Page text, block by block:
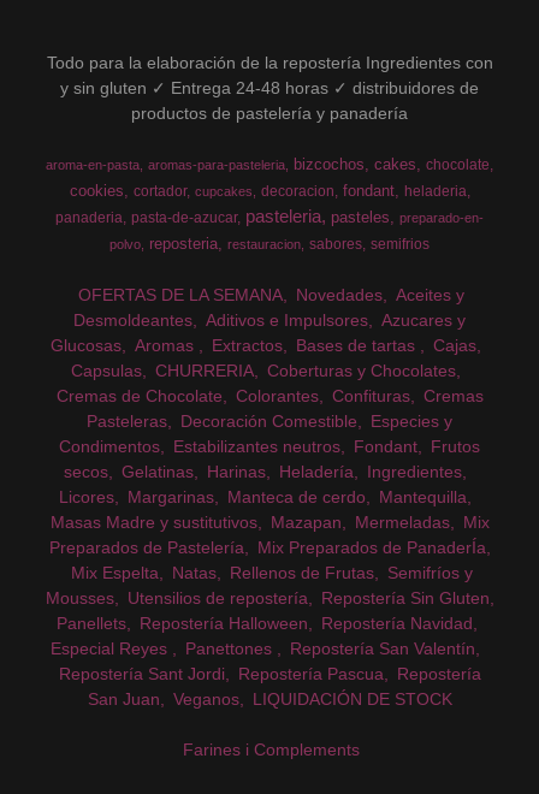
Todo para la elaboración de la repostería Ingredientes con
y sin gluten ✓ Entrega 24-48 horas ✓ distribuidores de
productos de pastelería y panadería
aroma-en-pasta aromas-para-pasteleria bizcochos cakes chocolate
cookies cortador cupcakes decoracion fondant
heladeria
panaderia pasta-de-azucar pasteleria pasteles
preparado-en-
polvo
reposteria restauracion sabores semifrios
OFERTAS DE LA SEMANA Novedades
Aceites y
Desmoldeantes
Aditivos e Impulsores
Azucares y
Glucosas
Aromas Extractos Bases de tartas
Cajas
Capsulas
CHURRERIA
Coberturas y Chocolates
Cremas de Chocolate
Colorantes Confituras
Cremas
Pasteleras
Decoración Comestible
Especies y
Condimentos
Estabilizantes neutros Fondant
Frutos
secos
Gelatinas Harinas Heladería
Ingredientes
Licores
Margarinas Manteca de cerdo
Mantequilla
Masas Madre y sustitutivos
Mazapan Mermeladas
Mix
Preparados de Pastelería
Mix Preparados de PanaderÍa
Mix Espelta
Natas Rellenos de Frutas
Semifríos y
Mousses
Utensilios de repostería
Repostería Sin Gluten
Panellets
Repostería Halloween
Repostería Navidad
Especial Reyes
Panettones
Repostería San Valentín
Repostería Sant Jordi
Repostería Pascua
Repostería
San Juan
Veganos LIQUIDACIÓN DE STOCK
Farines i Complements